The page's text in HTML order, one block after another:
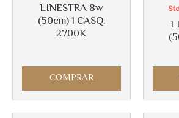
LINESTRA 8w
(50cm) 1 CASQ.
2700K
COMPRAR
Más info